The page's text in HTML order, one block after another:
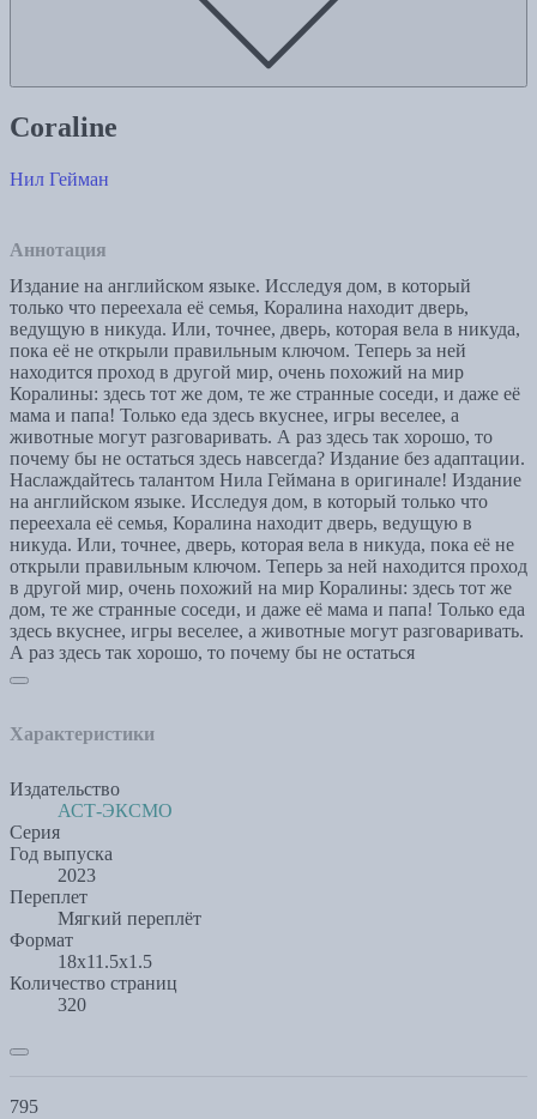
Coraline
Нил Гейман
Аннотация
Издание на английском языке. Исследуя дом, в который
только что переехала её семья, Коралина находит дверь,
ведущую в никуда. Или, точнее, дверь, которая вела в никуда,
пока её не открыли правильным ключом. Теперь за ней
находится проход в другой мир, очень похожий на мир
Коралины: здесь тот же дом, те же странные соседи, и даже её
мама и папа! Только еда здесь вкуснее, игры веселее, а
животные могут разговаривать. А раз здесь так хорошо, то
почему бы не остаться здесь навсегда? Издание без адаптации.
Наслаждайтесь талантом Нила Геймана в оригинале! Издание
на английском языке. Исследуя дом, в который только что
переехала её семья, Коралина находит дверь, ведущую в
никуда. Или, точнее, дверь, которая вела в никуда, пока её не
открыли правильным ключом. Теперь за ней находится проход
в другой мир, очень похожий на мир Коралины: здесь тот же
дом, те же странные соседи, и даже её мама и папа! Только еда
здесь вкуснее, игры веселее, а животные могут разговаривать.
А раз здесь так хорошо, то почему бы не остаться
Характеристики
Издательство
АСТ-ЭКСМО
Серия
Год выпуска
2023
Переплет
Мягкий переплёт
Формат
18x11.5x1.5
Количество страниц
320
795